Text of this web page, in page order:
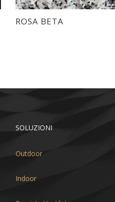
ROSA BETA
SOLUZIONI
Outdoor
Indoor